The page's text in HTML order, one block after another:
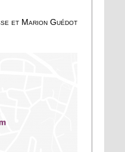
et Marion Guédot